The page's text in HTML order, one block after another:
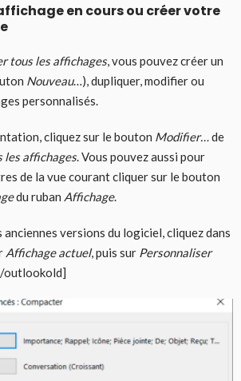
en cours ou créer votre
tous les affichages, vous pouvez créer un
Nouveau…), dupliquer, modifier ou
personnalisés.
cliquez sur le bouton Modifier…de
les affichages. Vous pouvez aussi pour
de la vue courant cliquer sur le bouton
du ruban Affichage.
versions du logiciel, cliquez dans
Affichage actuel, puis sur Personnaliser
outlookold]